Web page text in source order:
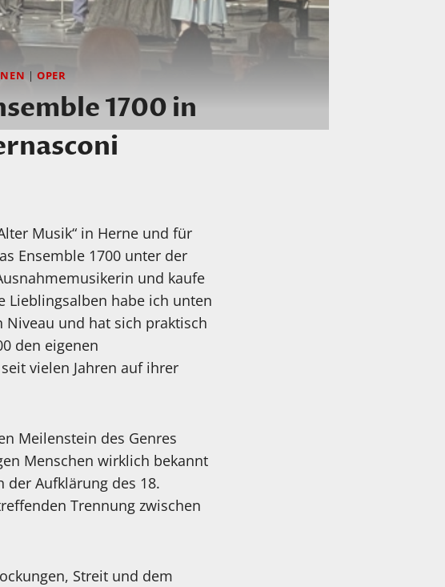
|OPER
1700 in
Musik“ in Herne und für
Ensemble 1700 unter der
und kaufe
Lieblingsalben habe ich unten
und hat sich praktisch
den eigenen
vielen Jahren auf ihrer
Meilenstein des Genres
Menschen wirklich bekannt
der Aufklärung des 18.
Trennung zwischen
Streit und dem